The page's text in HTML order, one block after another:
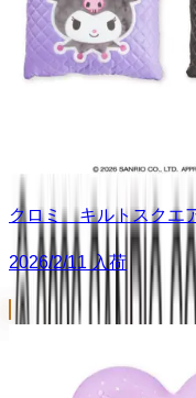
クロミ キルトスクエ
2026/2/11 入荷